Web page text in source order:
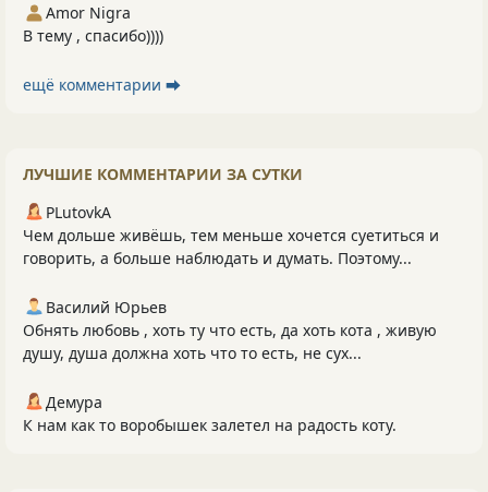
Amor Nigra
В тему , спасибо))))
ещё комментарии ⮕
ЛУЧШИЕ КОММЕНТАРИИ ЗА СУТКИ
PLutоvkА
Чем дольше живёшь, тем меньше хочется суетиться и
говорить, а больше наблюдать и думать. Поэтому...
Василий Юрьев
Обнять любовь , хоть ту что есть, да хоть кота , живую
душу, душа должна хоть что то есть, не сух...
Демура
К нам как то воробышек залетел на радость коту.